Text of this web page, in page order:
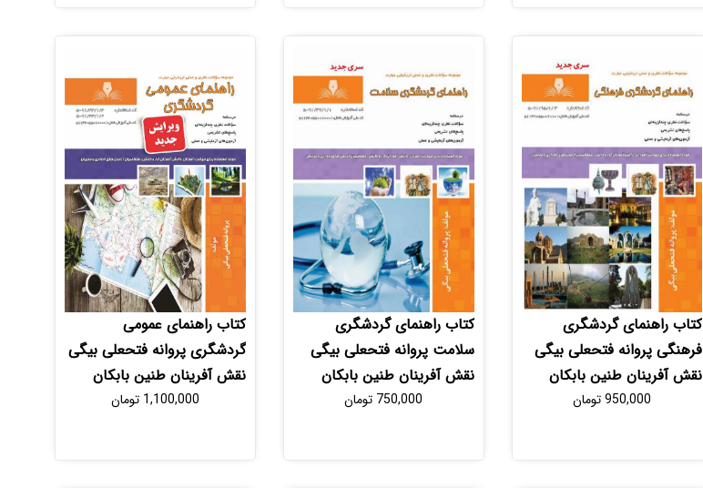
کتاب راهنمای گردشگری
فرهنگی پروانه فتحعلی بیگی
نقش آفرینان طنین بابکان
950,000تومان
کتاب راهنمای گردشگری
سلامت پروانه فتحعلی بیگی
نقش آفرینان طنین بابکان
750,000 تومان
کتاب راهنمای عمومی
گردشگری پروانه فتحعلی بیگی
نقش آفرینان طنین بابکان
1,100,000 تومان